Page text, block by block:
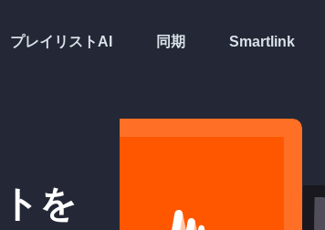
プレイリストAI 同期 Smartlink
を